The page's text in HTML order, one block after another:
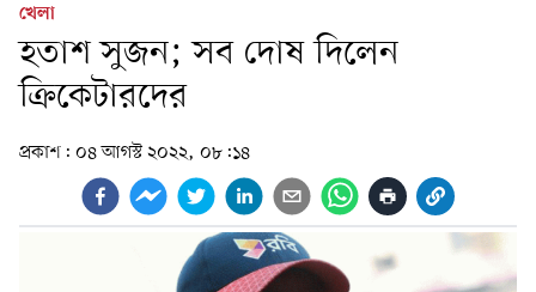
খেলা
হতাশ সুজন; সব দোষ দিলেন
ক্রিকেটারদের
প্রকাশ: ০৪ আগস্ট ২০২২, ০৮:১৪